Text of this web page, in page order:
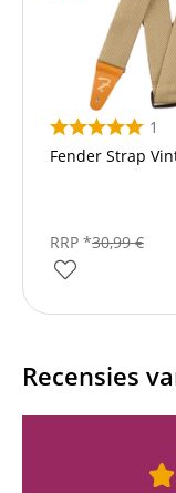
1
Fender Strap
RRP *30,99€
Recensies